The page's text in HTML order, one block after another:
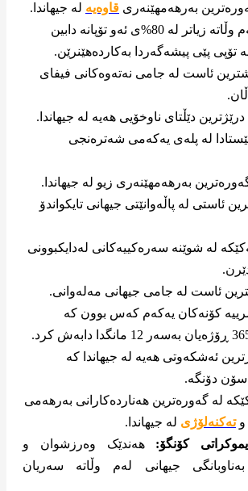
بەرهەمهێنەری قاوەیە لە جیهاندا.
ئەم وڵاتە زیاتر لە 80%ی ئەو تۆپانە دابین
تۆپی پێی پیشەگەردا بەکاردەهێنرێن.
ئاست لە جامی نەتەوەکانی فیفای
درێژترین دێڵتای ناوخۆیی هەیە لە جیهاندا.
لە پلەی یەکەمی شەترەنجی
بەرهەمهێنەری زیو لە جیهاندا.
ئاستی لە پاڵەوانێتی جیهانی تایکواندۆ
لە شوێنە سەرەکییەکانی لەدایکبوونی
ئاست لە جامی جیهانی مەلەوانی.
کۆنەکان یەکەم کەس بوون کە
ئەشکەوتی هەیە لە جیهاندا کە
دۆنگە.
لە گەورەترین هەناردەکارانی بەرهەمی
وتەکنەلۆژی لە جیهاندا.
کۆنگۆ: هەندێک وەرزشوان و
بەناوبانگی جیهانی لەم وڵاتە سەریان